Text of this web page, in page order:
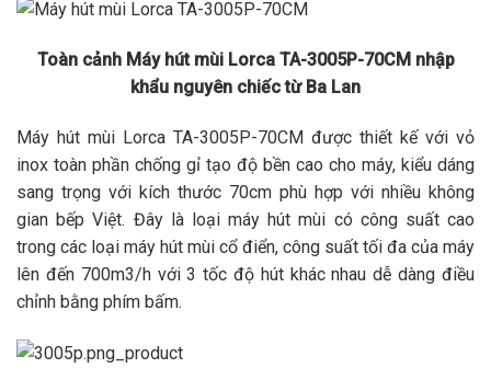
Toàn cảnh Máy hút mùi Lorca TA-3005P-70CM nhập
khẩu nguyên chiếc từ Ba Lan
Máy hút mùi Lorca TA-3005P-70CM được thiết kế với vỏ
inox toàn phần chống gỉ tạo độ bền cao cho máy, kiểu dáng
sang trọng với kích thước 70cm phù hợp với nhiều không
gian bếp Việt. Đây là loại máy hút mùi có công suất cao
trong các loại máy hút mùi cổ điển, công suất tối đa của máy
lên đến 700m3/h với 3 tốc độ hút khác nhau dễ dàng điều
chỉnh bằng phím bấm.